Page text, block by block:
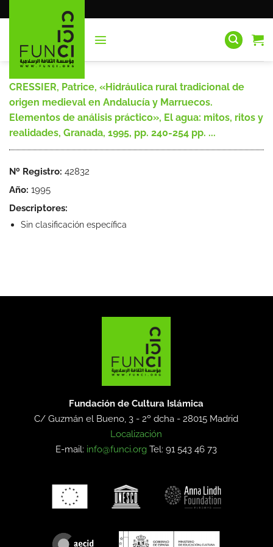
al
CRESSIER, Patrice, «Hidráulica rural tradicional de
origen medieval en Andalucía y Marruecos.
Elementos de análisis práctico», El agua: mitos, ritos y
realidades, Granada, 1995, pp. 240-254 pp. ...
Nº Registro: 42832
Año: 1995
Descriptores:
Sin clasificación específica
Fundación de Cultura Islámica
C/ Guzmán el Bueno, 3 - 2º dcha -28015 Madrid
Localización
E-mail: info@funci.org Tel: 91 543 46 73